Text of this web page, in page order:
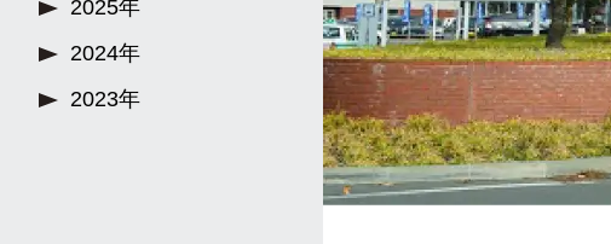
2025年
2024年
2023年